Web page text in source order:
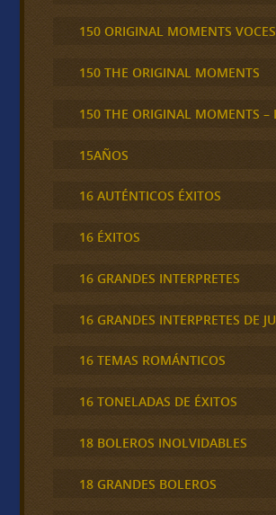
150 ORIGINAL MOMENTS
150 THE ORIGINAL MOMENTS
150 THE ORIGINAL MOMENTS –
15AÑOS
16 AUTÉNTICOS ÉXITOS
16 ÉXITOS
16 GRANDES INTERPRETES
16 GRANDES INTERPRETES DE
16 TEMAS ROMÁNTICOS
16 TONELADAS DE ÉXITOS
18 BOLEROS INOLVIDABLES
18 GRANDES BOLEROS